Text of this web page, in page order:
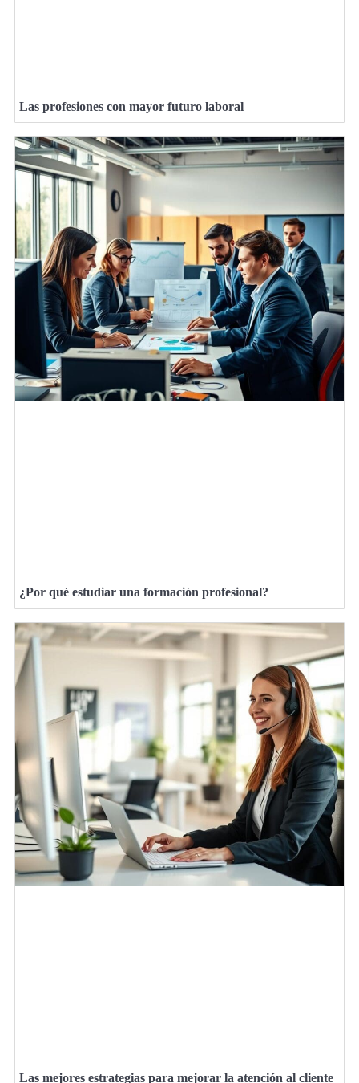
Las profesiones con mayor futuro laboral
¿Por qué estudiar una formación profesional?
Las mejores estrategias para mejorar la atención al cliente